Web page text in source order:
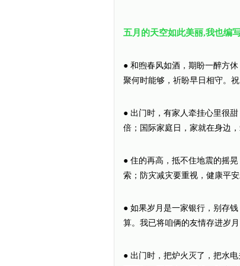
五月的天空如此美丽,我也编
● 和煦春风如酒，期盼一醉方
聚何时能够，祈盼早日相守。祝
● 出门时，有家人牵挂心里很
倍；国际家庭日，家就在身边
● 住的再高，抵不住地震的摇
索；防灾减灾要重视，健康平安
● 如果岁月是一家银行，别存
算。我已将咱俩的友情存进岁
● 出门时，把炉火灭了，把水